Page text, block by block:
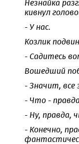
Незнайка
кивнул
- У нас.
Козлик
- Садитесь
Вошедший
- Значит, все
- Что -
- Ну, правда,
- Конечно,